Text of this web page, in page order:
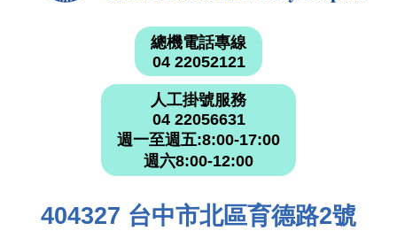
總機電話專線
04 22052121
人工掛號服務
04 22056631
週一至週五:8:00-17:00
週六8:00-12:00
404327 台中市北區育德路2號